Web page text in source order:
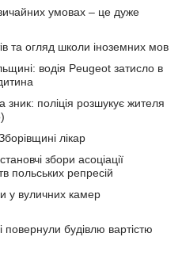
умовах – це дуже
та огляд школи іноземних мов
водія Peugeot затисло в
поліція розшукує жителя
лікар
збори асоціації
польських репресій
у вуличних камер
будівлю вартістю